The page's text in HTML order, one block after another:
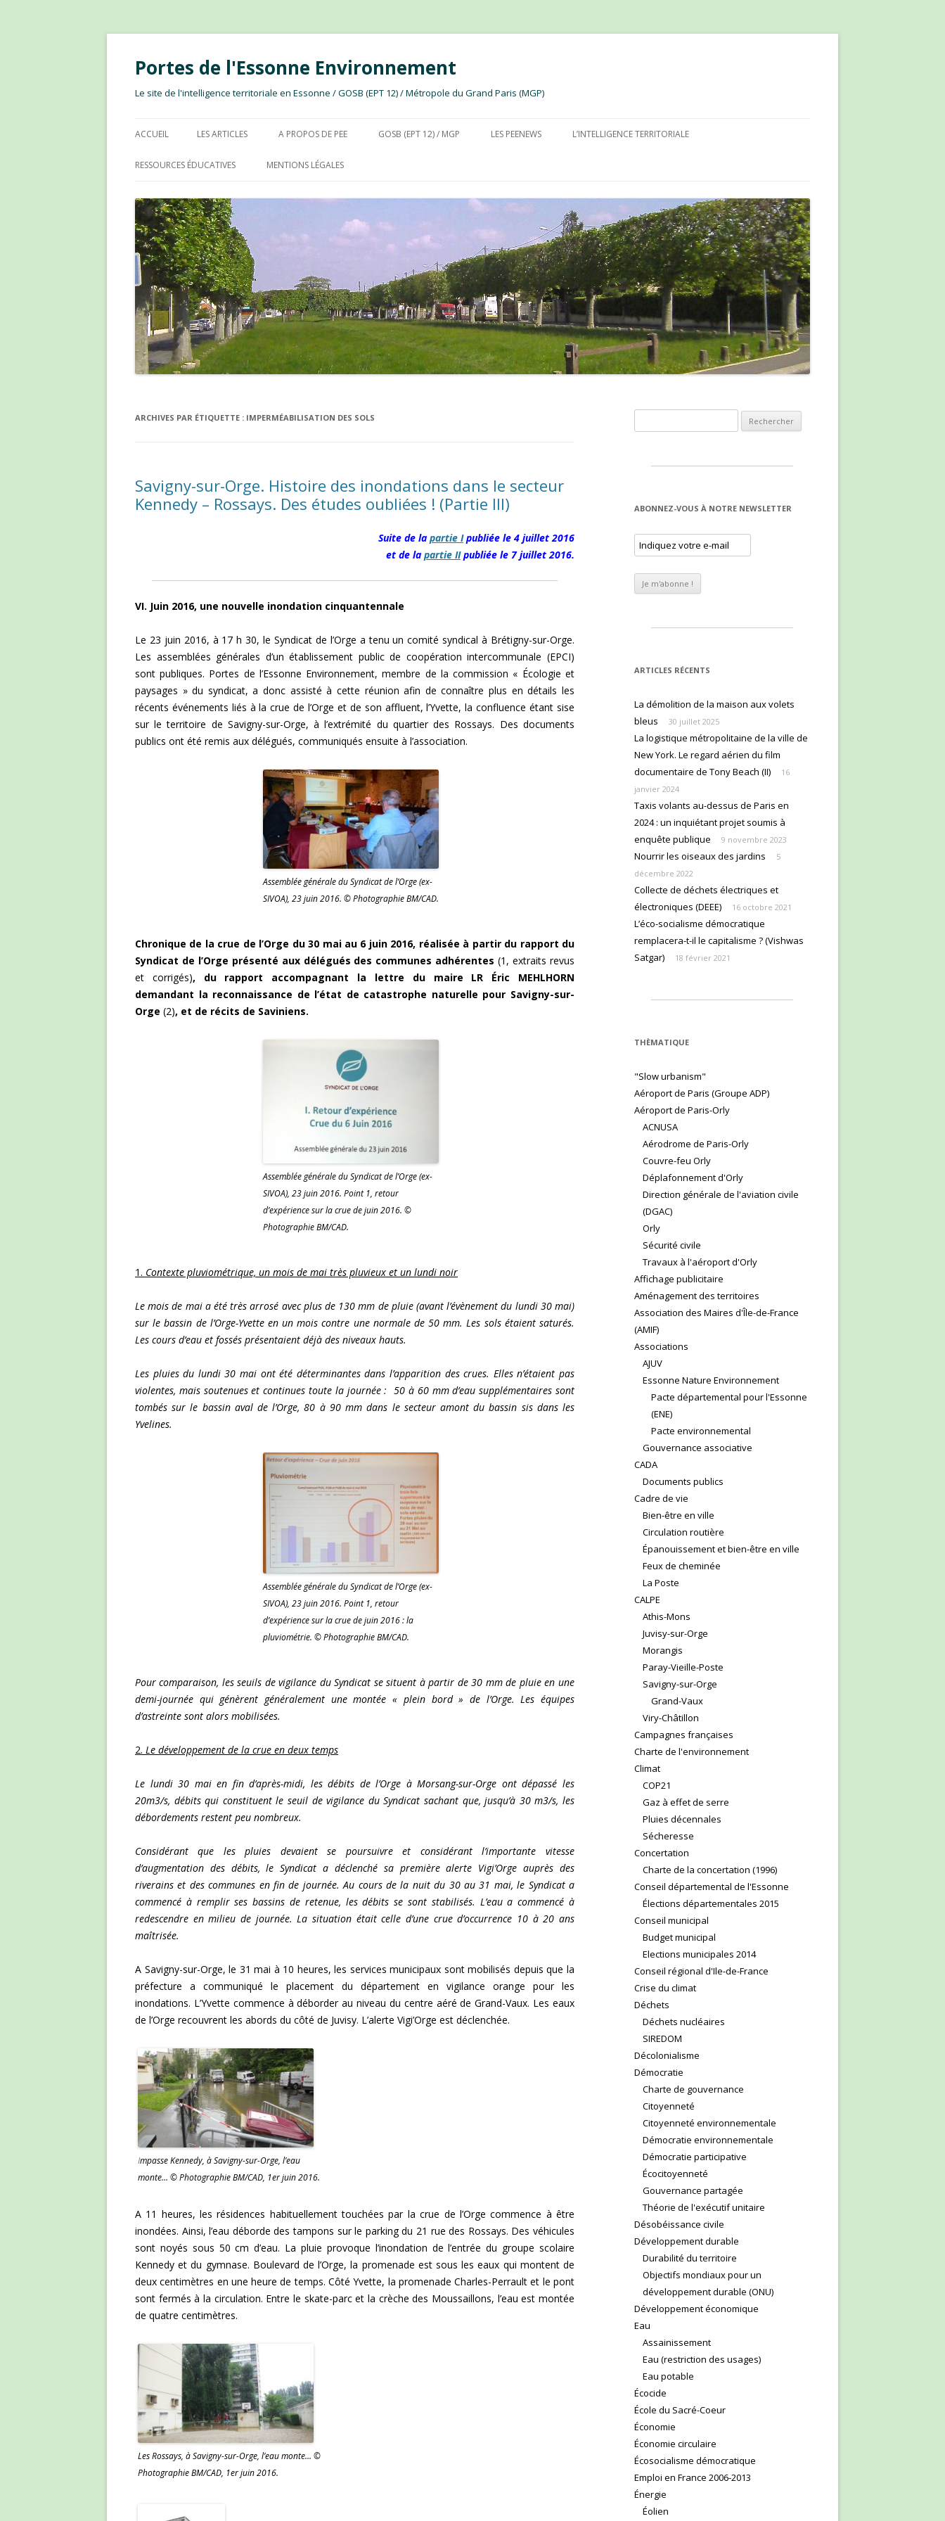
Portes de l'Essonne Environnement
Le site de l'intelligence territoriale en Essonne / GOSB (EPT 12) / Métropole du Grand Paris (MGP)
ACCUEIL LES ARTICLES A PROPOS DE PEE GOSB (EPT 12) / MGP LES PEENEWS L’INTELLIGENCE TERRITORIALE
RESSOURCES ÉDUCATIVES MENTIONS LÉGALES
ARCHIVES PAR ÉTIQUETTE : IMPERMÉABILISATION DES SOLS
Savigny-sur-Orge. Histoire des inondations dans le secteur
Kennedy – Rossays. Des études oubliées ! (Partie III)
Suite de la partie Ipubliée le 4 juillet 2016
et de la partie IIpubliée le 7 juillet 2016.
VI. Juin 2016, une nouvelle inondation cinquantennale
Le 23 juin 2016, à 17 h 30, le Syndicat de l’Orge a tenu un comité syndical à Brétigny-sur-Orge.
Les assemblées générales d’un établissement public de coopération intercommunale (EPCI)
sont publiques. Portes de l’Essonne Environnement, membre de la commission « Écologie et
paysages » du syndicat, a donc assisté à cette réunion afin de connaître plus en détails les
récents événements liés à la crue de l’Orge et de son affluent, l’Yvette, la confluence étant sise
sur le territoire de Savigny-sur-Orge, à l’extrémité du quartier des Rossays. Des documents
publics ont été remis aux délégués, communiqués ensuite à l’association.
Assemblée générale du Syndicat de l’Orge (ex-
SIVOA), 23 juin 2016. © Photographie BM/CAD.
Chronique de la crue de l’Orge du 30 mai au 6 juin 2016, réalisée à partir du rapport du
Syndicat de l’Orge présenté aux délégués des communes adhérentes(1, extraits revus
et corrigés), du rapport accompagnant la lettre du maire LR Éric MEHLHORN
demandant la reconnaissance de l’état de catastrophe naturelle pour Savigny-sur-
Orge (2), et de récits de Saviniens.
Assemblée générale du Syndicat de l’Orge (ex-
SIVOA), 23 juin 2016. Point 1, retour
d’expérience sur la crue de juin 2016. ©
Photographie BM/CAD.
1. Contexte pluviométrique, un mois de mai très pluvieux et un lundi noir
Le mois de mai a été très arrosé avec plus de 130 mm de pluie (avant l’évènement du lundi 30 mai)
sur le bassin de l’Orge-Yvette en un mois contre une normale de 50 mm. Les sols étaient saturés.
Les cours d’eau et fossés présentaient déjà des niveaux hauts.
Les pluies du lundi 30 mai ont été déterminantes dans l’apparition des crues. Elles n’étaient pas
violentes, mais soutenues et continues toute la journée : 50 à 60 mm d’eau supplémentaires sont
tombés sur le bassin aval de l’Orge, 80 à 90 mm dans le secteur amont du bassin sis dans les
Yvelines.
Assemblée générale du Syndicat de l’Orge (ex-
SIVOA), 23 juin 2016. Point 1, retour
d’expérience sur la crue de juin 2016 : la
pluviométrie. © Photographie BM/CAD.
Pour comparaison, les seuils de vigilance du Syndicat se situent à partir de 30 mm de pluie en une
demi-journée qui génèrent généralement une montée « plein bord » de l’Orge. Les équipes
d’astreinte sont alors mobilisées.
2. Le développement de la crue en deux temps
Le lundi 30 mai en fin d’après-midi, les débits de l’Orge à Morsang-sur-Orge ont dépassé les
20m3/s, débits qui constituent le seuil de vigilance du Syndicat sachant que, jusqu’à 30 m3/s, les
débordements restent peu nombreux.
Considérant que les pluies devaient se poursuivre et considérant l’importante vitesse
d’augmentation des débits, le Syndicat a déclenché sa première alerte Vigi’Orge auprès des
riverains et des communes en fin de journée. Au cours de la nuit du 30 au 31 mai, le Syndicat a
commencé à remplir ses bassins de retenue, les débits se sont stabilisés. L’eau a commencé à
redescendre en milieu de journée. La situation était celle d’une crue d’occurrence 10 à 20 ans
maîtrisée.
A Savigny-sur-Orge, le 31 mai à 10 heures, les services municipaux sont mobilisés depuis que la
préfecture a communiqué le placement du département en vigilance orange pour les
inondations. L’Yvette commence à déborder au niveau du centre aéré de Grand-Vaux. Les eaux
de l’Orge recouvrent les abords du côté de Juvisy. L’alerte Vigi’Orge est déclenchée.
Impasse Kennedy, à Savigny-sur-Orge, l’eau
monte… © Photographie BM/CAD, 1er juin 2016.
A 11 heures, les résidences habituellement touchées par la crue de l’Orge commence à être
inondées. Ainsi, l’eau déborde des tampons sur le parking du 21 rue des Rossays. Des véhicules
sont noyés sous 50 cm d’eau. La pluie provoque l’inondation de l’entrée du groupe scolaire
Kennedy et du gymnase. Boulevard de l’Orge, la promenade est sous les eaux qui montent de
deux centimètres en une heure de temps. Côté Yvette, la promenade Charles-Perrault et le pont
sont fermés à la circulation. Entre le skate-parc et la crèche des Moussaillons, l’eau est montée
de quatre centimètres.
Les Rossays, à Savigny-sur-Orge, l’eau monte… ©
Photographie BM/CAD, 1er juin 2016.
ABONNEZ-VOUS À NOTRE NEWSLETTER
ARTICLES RÉCENTS
La démolition de la maison aux volets
bleus
30 juillet 2025
La logistique métropolitaine de la ville de
New York. Le regard aérien du film
documentaire de Tony Beach (II)
16
janvier 2024
Taxis volants au-dessus de Paris en
2024 : un inquiétant projet soumis à
enquête publique
9 novembre 2023
Nourrir les oiseaux des jardins
5
décembre 2022
Collecte de déchets électriques et
électroniques (DEEE)
16 octobre 2021
L’éco-socialisme démocratique
remplacera-t-il le capitalisme ? (Vishwas
Satgar)
18 février 2021
THÈMATIQUE
"Slow urbanism"
Aéroport de Paris (Groupe ADP)
Aéroport de Paris-Orly
ACNUSA
Aérodrome de Paris-Orly
Couvre-feu Orly
Déplafonnement d'Orly
Direction générale de l'aviation civile
(DGAC)
Orly
Sécurité civile
Travaux à l'aéroport d'Orly
Affichage publicitaire
Aménagement des territoires
Association des Maires d'Île-de-France
(AMIF)
Associations
AJUV
Essonne Nature Environnement
Pacte départemental pour l'Essonne
(ENE)
Pacte environnemental
Gouvernance associative
CADA
Documents publics
Cadre de vie
Bien-être en ville
Circulation routière
Épanouissement et bien-être en ville
Feux de cheminée
La Poste
CALPE
Athis-Mons
Juvisy-sur-Orge
Morangis
Paray-Vieille-Poste
Savigny-sur-Orge
Grand-Vaux
Viry-Châtillon
Campagnes françaises
Charte de l'environnement
Climat
COP21
Gaz à effet de serre
Pluies décennales
Sécheresse
Concertation
Charte de la concertation (1996)
Conseil départemental de l'Essonne
Élections départementales 2015
Conseil municipal
Budget municipal
Elections municipales 2014
Conseil régional d'Ile-de-France
Crise du climat
Déchets
Déchets nucléaires
SIREDOM
Décolonialisme
Démocratie
Charte de gouvernance
Citoyenneté
Citoyenneté environnementale
Démocratie environnementale
Démocratie participative
Écocitoyenneté
Gouvernance partagée
Théorie de l'exécutif unitaire
Désobéissance civile
Développement durable
Durabilité du territoire
Objectifs mondiaux pour un
développement durable (ONU)
Développement économique
Eau
Assainissement
Eau (restriction des usages)
Eau potable
Écocide
École du Sacré-Coeur
Économie
Économie circulaire
Écosocialisme démocratique
Emploi en France 2006-2013
Énergie
Éolien